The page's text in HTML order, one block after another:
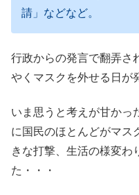
請」などなど。
行政からの発言で翻弄さ
やくマスクを外せる日が
いま思うと考えが甘かっ
に国民のほとんどがマス
きな打撃、生活の様変わ
た・・・